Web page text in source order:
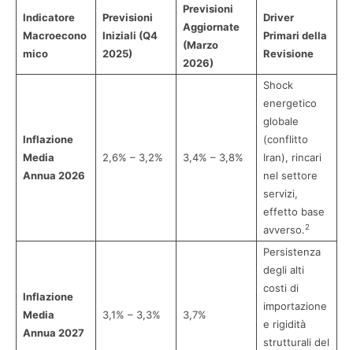
Indicatore
Macroecono
mico
Previsioni
Iniziali (Q4
2025)
Previsioni
Aggiornate
(Marzo
2026)
Driver
Primari della
Revisione
Inflazione
Media
Annua 2026
2,6% – 3,2% 3,4% – 3,8%
Shock
energetico
globale
(conflitto
Iran), rincari
nel settore
servizi,
effetto base
avverso.2
Inflazione
Media
Annua 2027
3,1% – 3,3% 3,7%
Persistenza
degli alti
costi di
importazione
e rigidità
strutturali del